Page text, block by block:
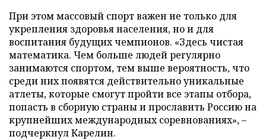
При этом массовый спорт важен не только для
укрепления здоровья населения, но и для
воспитания будущих чемпионов. «Здесь чистая
математика. Чем больше людей регулярно
занимаются спортом, тем выше вероятность, что
среди них появятся действительно уникальные
атлеты, которые смогут пройти все этапы отбора,
попасть в сборную страны и прославить Россию на
крупнейших международных соревнованиях», –
подчеркнул Карелин.